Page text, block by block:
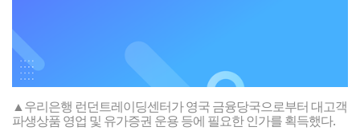
▲우리은행 런던트레이딩센터가 영국 금융당국으로부터 대고객
파생상품 영업 및 유가증권 운용 등에 필요한 인가를 획득했다.